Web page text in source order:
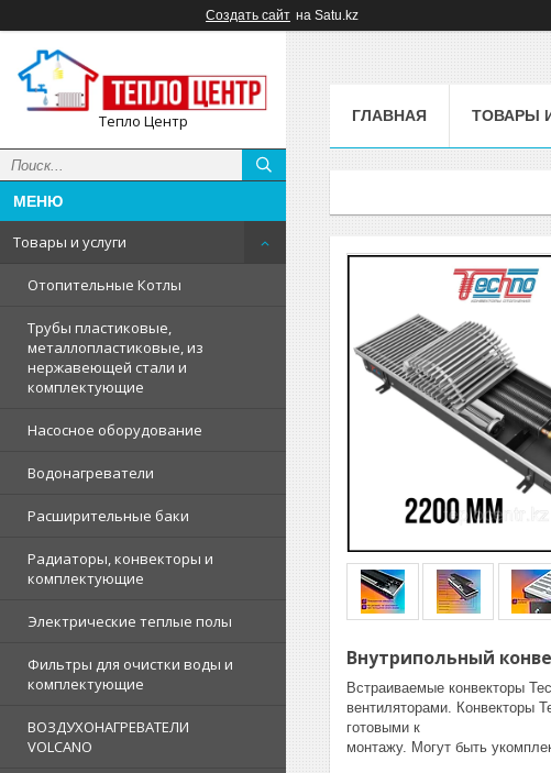
Создать сайт на Satu.kz
Тепло Центр
Товары и услуги
Отопительные Котлы
Трубы пластиковые,
металлопластиковые, из
нержавеющей стали и
комплектующие
Насосное оборудование
Водонагреватели
Расширительные баки
Радиаторы, конвекторы и
комплектующие
Электрические теплые полы
Фильтры для очистки воды и
комплектующие
ВОЗДУХОНАГРЕВАТЕЛИ
VOLCANO
ГЛАВНАЯ ТОВАРЫ
Внутрипольный
Встраиваемые конвекторы
вентиляторами. Конвекторы
готовыми к
монтажу. Могут быть